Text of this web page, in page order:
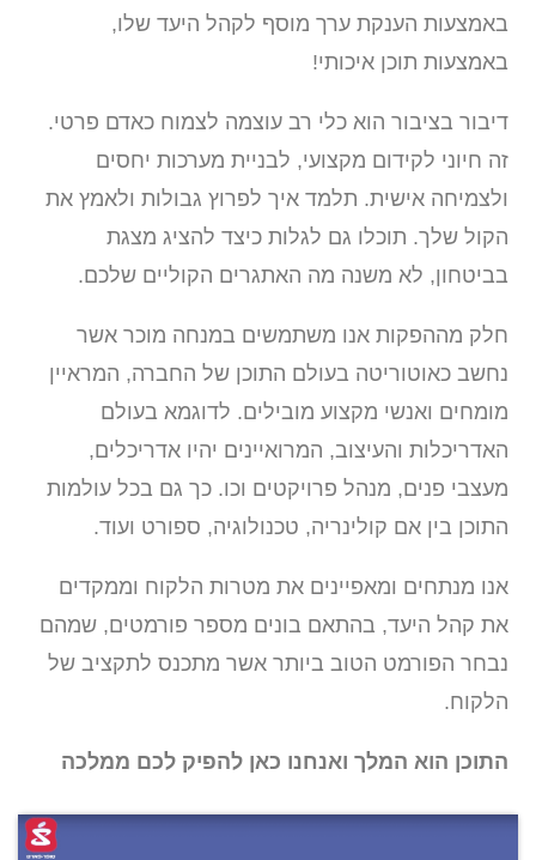
באמצעות הענקת ערך מוסף לקהל היעד שלו,
באמצעות תוכן איכותי!
דיבור בציבור הוא כלי רב עוצמה לצמוח כאדם פרטי.
זה חיוני לקידום מקצועי, לבניית מערכות יחסים
ולצמיחה אישית. תלמד איך לפרוץ גבולות ולאמץ את
הקול שלך. תוכלו גם לגלות כיצד להציג מצגת
בביטחון, לא משנה מה האתגרים הקוליים שלכם.
חלק מההפקות אנו משתמשים במנחה מוכר אשר
נחשב כאוטוריטה בעולם התוכן של החברה, המראיין
מומחים ואנשי מקצוע מובילים. לדוגמא בעולם
האדריכלות והעיצוב, המרואיינים יהיו אדריכלים,
מעצבי פנים, מנהל פרויקטים וכו. כך גם בכל עולמות
התוכן בין אם קולינריה, טכנולוגיה, ספורט ועוד.
אנו מנתחים ומאפיינים את מטרות הלקוח וממקדים
את קהל היעד, בהתאם בונים מספר פורמטים, שמהם
נבחר הפורמט הטוב ביותר אשר מתכנס לתקציב של
הלקוח.
התוכן הוא המלך ואנחנו כאן להפיק לכם ממלכה